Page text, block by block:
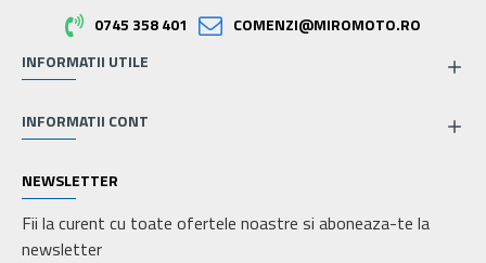
0745 358 401
COMENZI@MIROMOTO.RO
INFORMATII UTILE
INFORMATII CONT
NEWSLETTER
Fii la curent cu toate ofertele noastre si aboneaza-te la
newsletter